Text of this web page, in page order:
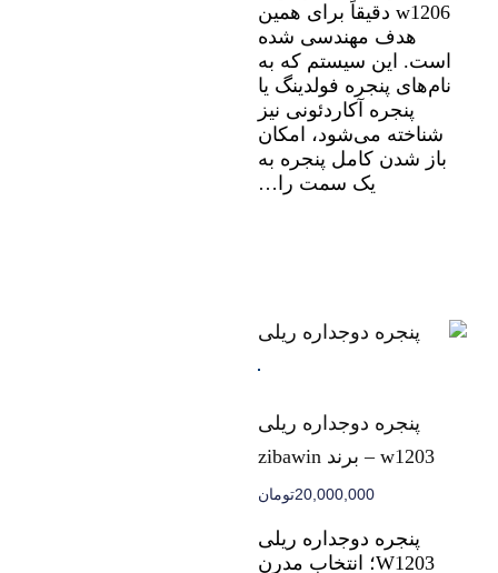
w1206 دقیقاً برای همین
هدف مهندسی شده
است. این سیستم که به
نام‌های پنجره فولدینگ یا
پنجره آکاردئونی نیز
شناخته می‌شود، امکان
باز شدن کامل پنجره به
یک سمت را…
پنجره دوجداره ریلی
w1203 – برند zibawin
20,000,000تومان
پنجره دوجداره ریلی
W1203؛ انتخاب مدرن